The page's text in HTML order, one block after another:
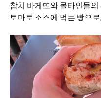
참치 바게뜨와 몰타인들
토마토 소스에 먹는 빵으